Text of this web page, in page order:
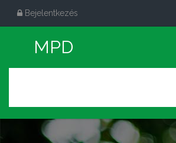
Bejelentkezés